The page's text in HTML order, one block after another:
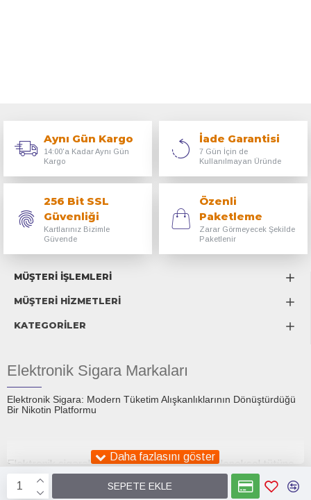
SEPETE EKLE
Aynı Gün Kargo
14:00'a Kadar Aynı Gün
Kargo
İade Garantisi
7 Gün İçin de
Kullanılmayan Üründe
256 Bit SSL
Güvenliği
Kartlarınız Bizimle
Güvende
Özenli
Paketleme
Zarar Görmeyecek Şekilde
Paketlenir
MÜŞTERİ İŞLEMLERİ
MÜŞTERİ HİZMETLERİ
KATEGORİLER
Elektronik Sigara Markaları
Elektronik Sigara: Modern Tüketim Alışkanlıklarının Dönüştürdüğü
Bir Nikotin Platformu
Elektronik sigaralar, son on yıl içinde hem geleneksel tütüne
alternatif olarak sunulan bir tüketim aracı hem de küresel bir
tartışma konusu hâline gelmiştir. İlk ortaya çıktıklarında